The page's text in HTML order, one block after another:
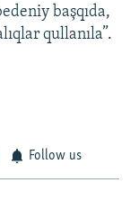
başqıda,
qullanıla”.
Follow us